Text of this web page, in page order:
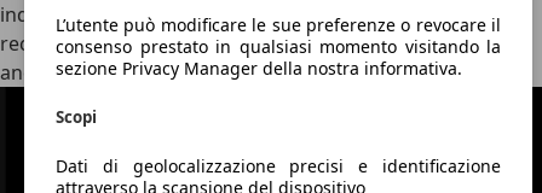
L’utente può modificare le sue preferenze o revocare il
consenso prestato in qualsiasi momento visitando la
sezione Privacy Manager della nostra informativa.
Scopi
Dati di geolocalizzazione precisi e identificazione
attraverso la scansione del dispositivo
indica che c’è un problema da risolvere ed è necessario
recarsi entro breve presso l’officina di fiducia così da
andare a fondo della vicenda.